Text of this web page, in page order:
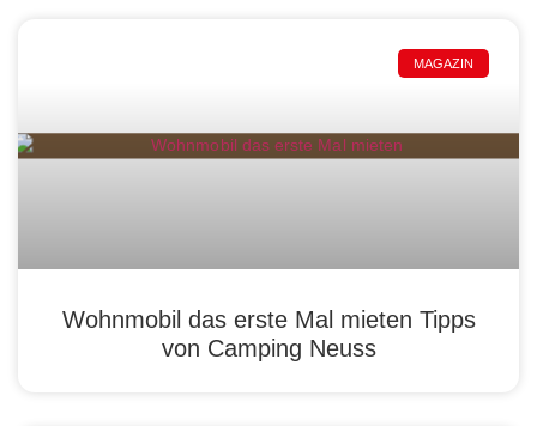
MAGAZIN
Wohnmobil das erste Mal mieten Tipps
von Camping Neuss